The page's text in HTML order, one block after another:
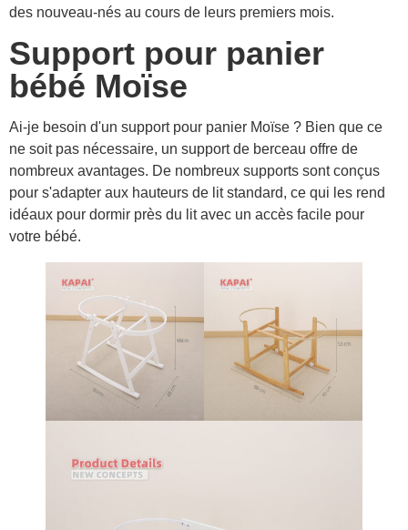
des nouveau-nés au cours de leurs premiers mois.
Support pour panier
bébé Moïse
Ai-je besoin d'un support pour panier Moïse ? Bien que ce
ne soit pas nécessaire, un support de berceau offre de
nombreux avantages. De nombreux supports sont conçus
pour s'adapter aux hauteurs de lit standard, ce qui les rend
idéaux pour dormir près du lit avec un accès facile pour
votre bébé.